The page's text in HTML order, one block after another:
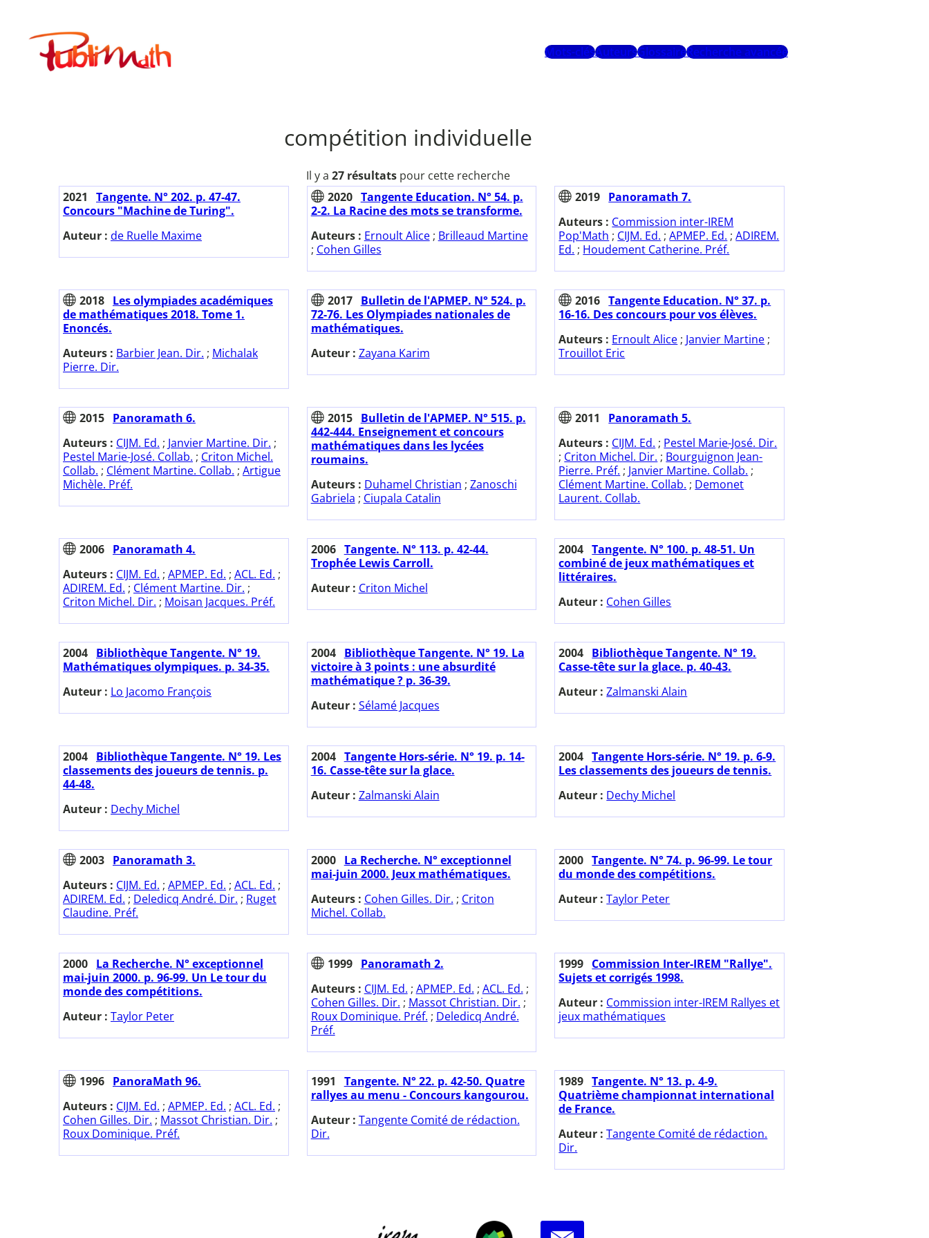
contenuPublimath
Mots-clésAuteursGlossaireRecherche avancée
compétition individuelle
Il y a 27 résultatspour cette recherche
2021
Tangente. N° 202. p. 47-47.
Concours "Machine de Turing".
Auteur : de Ruelle Maxime
2020 Tangente Education. N° 54. p.
2-2. La Racine des mots se transforme.
Auteurs : Ernoult Alice; Brilleaud Martine
; Cohen Gilles
2019 Panoramath 7.
Auteurs : Commission inter-IREM
Pop'Math ; CIJM. Ed. ;APMEP. Ed. ;ADIREM.
Ed. ; Houdement Catherine. Préf.
2018 Les olympiades académiques
de mathématiques 2018. Tome 1.
Enoncés.
Auteurs : Barbier Jean. Dir. ; Michalak
Pierre. Dir.
2017
Bulletin de l'APMEP. N° 524. p.
72-76. Les Olympiades nationales de
mathématiques.
Auteur : Zayana Karim
2016 Tangente Education. N° 37. p.
16-16. Des concours pour vos élèves.
Auteurs : Ernoult Alice ; Janvier Martine ;
Trouillot Eric
2015 Panoramath 6.
Auteurs : CIJM. Ed. ; Janvier Martine. Dir. ;
Pestel Marie-José. Collab. ; Criton Michel.
Collab. ; Clément Martine. Collab. ; Artigue
Michèle. Préf.
2015
Bulletin de l'APMEP. N° 515. p.
442-444. Enseignement et concours
mathématiques dans les lycées
roumains.
Auteurs : Duhamel Christian ; Zanoschi
Gabriela ; Ciupala Catalin
2011
Panoramath 5.
Auteurs : CIJM. Ed. ; Pestel Marie-José. Dir.
; Criton Michel. Dir. ; Bourguignon Jean-
Pierre. Préf. ; Janvier Martine. Collab. ;
Clément Martine. Collab. ; Demonet
Laurent. Collab.
2006 Panoramath 4.
Auteurs : CIJM. Ed. ; APMEP. Ed. ; ACL. Ed. ;
ADIREM. Ed. ; Clément Martine. Dir. ;
Criton Michel. Dir. ; Moisan Jacques. Préf.
2006 Tangente. N° 113. p. 42-44.
Trophée Lewis Carroll.
Auteur : Criton Michel
2004 Tangente. N° 100. p. 48-51. Un
combiné de jeux mathématiques et
littéraires.
Auteur : Cohen Gilles
2004 Bibliothèque Tangente. N° 19.
Mathématiques olympiques. p. 34-35.
Auteur : Lo Jacomo François
2004
Bibliothèque Tangente. N° 19. La
victoire à 3 points : une absurdité
mathématique ? p. 36-39.
Auteur : Sélamé Jacques
2004 Bibliothèque Tangente. N° 19.
Casse-tête sur la glace. p. 40-43.
Auteur :Zalmanski Alain
2004 Bibliothèque Tangente. N° 19. Les
classements des joueurs de tennis. p.
44-48.
Auteur : Dechy Michel
2004 Tangente Hors-série. N° 19. p. 14-
16. Casse-tête sur la glace.
Auteur : Zalmanski Alain
2004 Tangente Hors-série. N° 19. p. 6-9.
Les classements des joueurs de tennis.
Auteur : Dechy Michel
2003 Panoramath 3.
Auteurs : CIJM. Ed. ; APMEP. Ed. ; ACL. Ed. ;
ADIREM. Ed. ; Deledicq André. Dir. ; Ruget
Claudine. Préf.
2000
La Recherche. N° exceptionnel
mai-juin 2000. Jeux mathématiques.
Auteurs : Cohen Gilles. Dir. ; Criton
Michel. Collab.
2000 Tangente. N° 74. p. 96-99. Le tour
du monde des compétitions.
Auteur :Taylor Peter
2000 La Recherche. N° exceptionnel
mai-juin 2000. p. 96-99. Un Le tour du
monde des compétitions.
Auteur : Taylor Peter
1999
Panoramath 2.
Auteurs : CIJM. Ed. ; APMEP. Ed. ; ACL. Ed. ;
Cohen Gilles. Dir. ; Massot Christian. Dir. ;
Roux Dominique. Préf. ; Deledicq André.
Préf.
1999 Commission Inter-IREM "Rallye".
Sujets et corrigés 1998.
Auteur : Commission inter-IREM Rallyes et
jeux mathématiques
1996 PanoraMath 96.
Auteurs : CIJM. Ed. ; APMEP. Ed. ; ACL. Ed. ;
Cohen Gilles. Dir. ; Massot Christian. Dir. ;
Roux Dominique. Préf.
1991
Tangente. N° 22. p. 42-50. Quatre
rallyes au menu - Concours kangourou.
Auteur : Tangente Comité de rédaction.
Dir.
1989 Tangente. N° 13. p. 4-9.
Quatrième championnat international
de France.
Auteur :Tangente Comité de rédaction.
Dir.